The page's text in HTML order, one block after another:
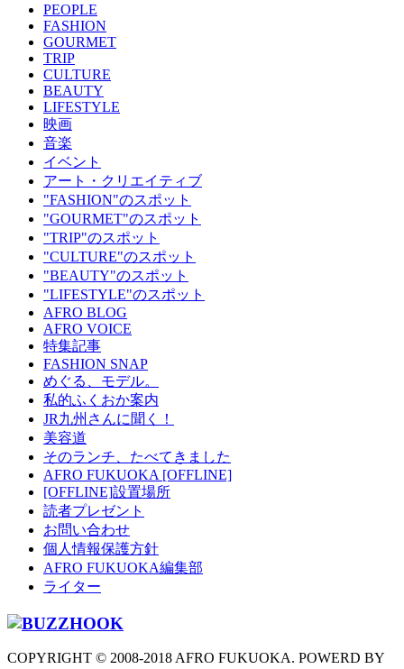
PEOPLE
FASHION
GOURMET
TRIP
CULTURE
BEAUTY
LIFESTYLE
映画
音楽
イベント
アート・クリエイティブ
"FASHION"のスポット
"GOURMET"のスポット
"TRIP"のスポット
"CULTURE"のスポット
"BEAUTY"のスポット
"LIFESTYLE"のスポット
AFRO BLOG
AFRO VOICE
特集記事
FASHION SNAP
めぐる、モデル。
私的ふくおか案内
JR九州さんに聞く！
美容道
そのランチ、たべてきました
AFRO FUKUOKA [OFFLINE]
[OFFLINE]設置場所
読者プレゼント
お問い合わせ
個人情報保護方針
AFRO FUKUOKA編集部
ライター
COPYRIGHT © 2008-2018 AFRO FUKUOKA. POWERD BY